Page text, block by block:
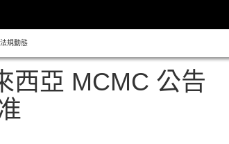
規動態
西亞 MCMC 公告